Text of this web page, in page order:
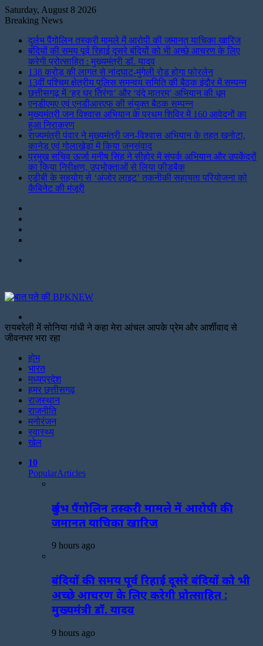
Saturday, August 8 2026
Breaking News
दुर्लभ पैंगोलिन तस्करी मामले में आरोपी की जमानत याचिका खारिज
बंदियों की समय पूर्व रिहाई दूसरे बंदियों को भी अच्छे आचरण के लिए
करेगी प्रोत्साहित : मुख्यमंत्री डॉ. यादव
138 करोड़ की लागत से नांदघाट-मुंगेली रोड होगा फोरलेन
13वीं पश्चिम क्षेत्रीय पुलिस समन्वय समिति की बैठक इंदौर में सम्पन्न
छत्तीसगढ़ में ‘हर घर तिरंगा’ और ‘वंदे मातरम्’ अभियान की धूम
एनडीएमए एवं एनडीआरएफ की संयुक्त बैठक सम्पन्न
मुख्यमंत्री जन विश्वास अभियान के प्रथम शिविर में 160 आवेदनों का
हुआ निराकरण
राज्यमंत्री पंवार ने मुख्यमंत्री जन-विश्वास अभियान के तहत खनोटा,
कानेड़ एवं गोलाखेड़ा में किया जनसंवाद
प्रमुख सचिव ऊर्जा मनीष सिंह ने सीहोर में संपर्क अभियान और उपकेंद्रों
का किया निरीक्षण, उपभोक्ताओं से लिया फीडबैक
एडीबी के सहयोग से ‘अंजोर लाइट’ तकनीकी सहायता परियोजना को
कैबिनेट की मंजूरी
for
रायबरेली में सोनिया गांधी ने कहा मेरा आंचल आपके प्रेम और आर्शीवाद से
जीवनभर भरा रहा
होम
भारत
मध्यप्रदेश
हमर छत्तीसगढ़
राजस्थान
राजनीति
मनोरंजन
स्वास्थ्य
खेल
10
PopularArticles
दुर्लभ पैंगोलिन तस्करी मामले में आरोपी की
जमानत याचिका खारिज
9 hours ago
बंदियों की समय पूर्व रिहाई दूसरे बंदियों को भी
अच्छे आचरण के लिए करेगी प्रोत्साहित :
मुख्यमंत्री डॉ. यादव
9 hours ago